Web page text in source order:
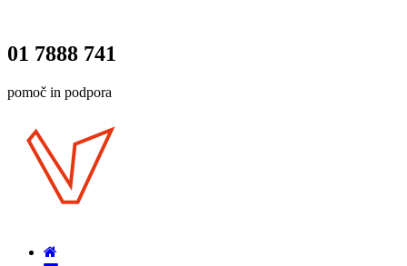
01 7888 741
pomoč in podpora